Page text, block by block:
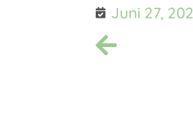
Juni 27,
Das wäre der